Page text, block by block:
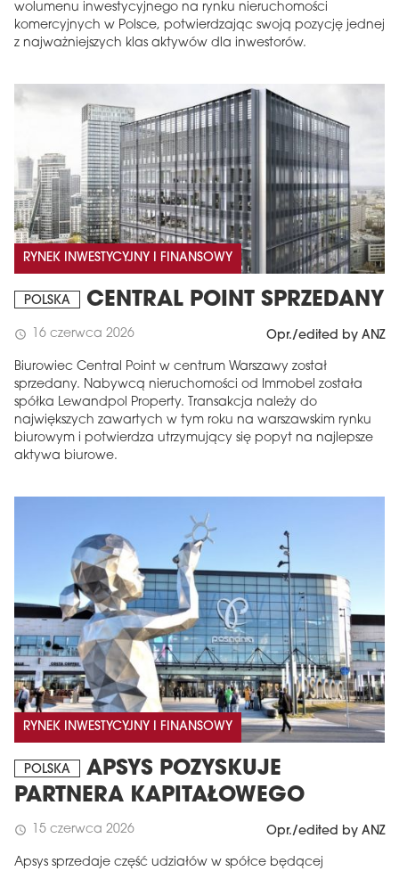
wolumenu inwestycyjnego na rynku nieruchomości
komercyjnych w Polsce, potwierdzając swoją pozycję jednej
z najważniejszych klas aktywów dla inwestorów.
RYNEK INWESTYCYJNY I FINANSOWY
POLSKA CENTRAL POINT SPRZEDANY
schedule 16 czerwca 2026 Opr./edited by ANZ
Biurowiec Central Point w centrum Warszawy został
sprzedany. Nabywcą nieruchomości od Immobel została
spółka Lewandpol Property. Transakcja należy do
największych zawartych w tym roku na warszawskim rynku
biurowym i potwierdza utrzymujący się popyt na najlepsze
aktywa biurowe.
RYNEK INWESTYCYJNY I FINANSOWY
POLSKA
APSYS POZYSKUJE
PARTNERA KAPITAŁOWEGO
schedule 15 czerwca 2026 Opr./edited by ANZ
Apsys sprzedaje część udziałów w spółce będącej